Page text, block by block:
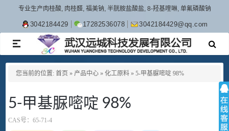
专业生产肉桂酸, 肉桂醛, 福美钠, 半胱胺盐酸盐, 8-羟基喹啉, 单氟磷酸钠
3042184429 17282536078 3042184429@qq.com
TOGGLE
NAVIGATION
您当前的位置: 首页 » 产品中心 » 化工原料 » 5-甲基脲嘧啶 98%
5-甲基脲嘧啶 98%
CAS号： 65-71-4